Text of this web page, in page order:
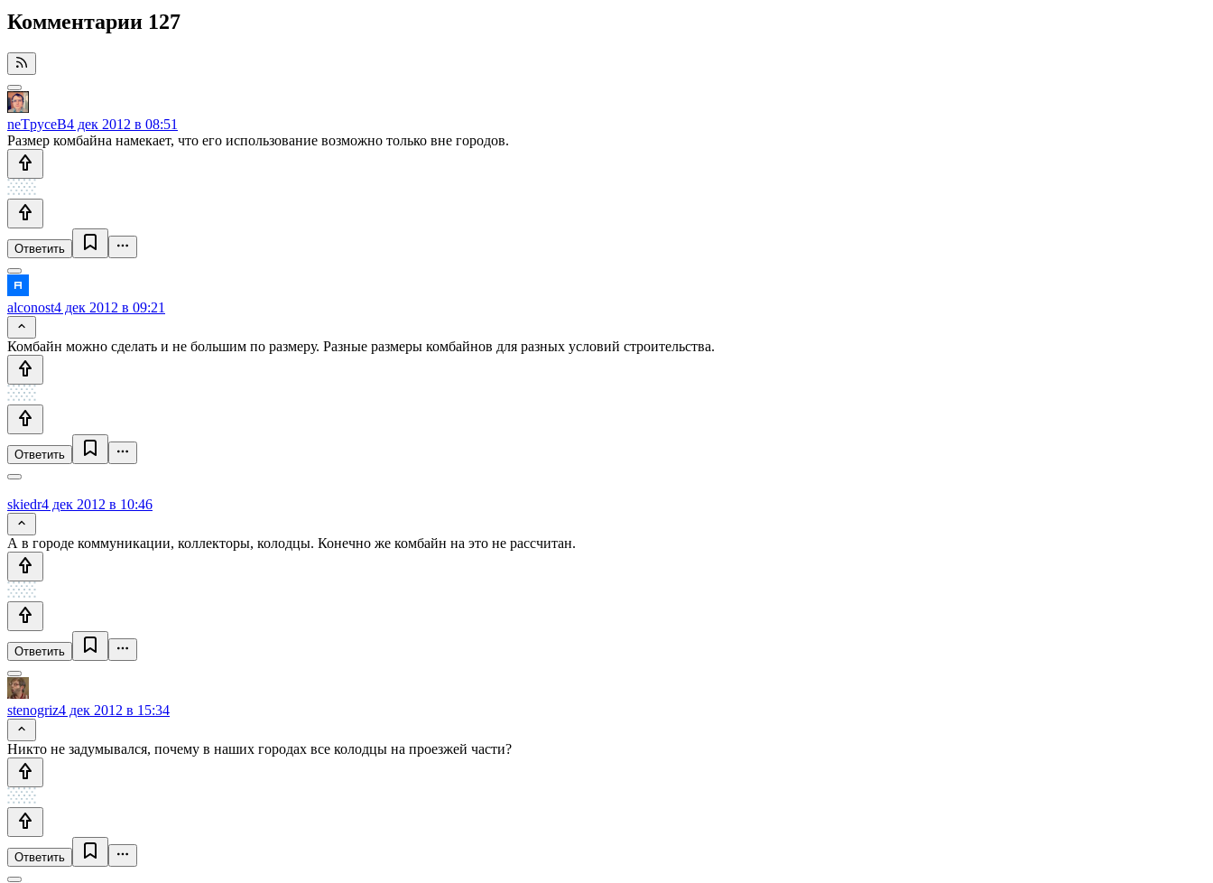
Комментарии 127
neTpyceB4 дек 2012 в 08:51
Размер комбайна намекает, что его использование возможно только вне городов.
Ответить
alconost4 дек 2012 в 09:21
Комбайн можно сделать и не большим по размеру. Разные размеры комбайнов для разных условий строительства.
Ответить
skiedr4 дек 2012 в 10:46
А в городе коммуникации, коллекторы, колодцы. Конечно же комбайн на это не рассчитан.
Ответить
stenogriz4 дек 2012 в 15:34
Никто не задумывался, почему в наших городах все колодцы на проезжей части?
Ответить